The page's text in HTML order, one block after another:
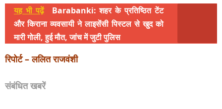
यह भी पढ़ें
Barabanki: शहर के प्रतिष्ठित टेंट
और किराना व्यवसायी ने लाइसेंसी पिस्टल से खुद को
मारी गोली, हुई मौत, जांच में जुटी पुलिस
रिपोर्ट – ललित राजवंशी
संबंधित खबरें